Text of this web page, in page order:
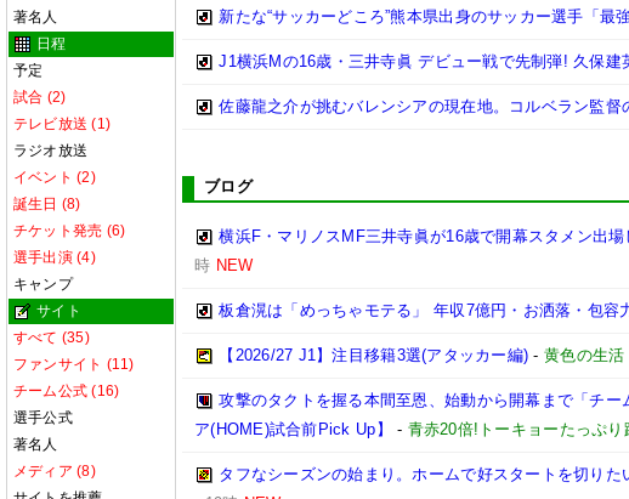
著名人
日程
予定
試合 (2)
テレビ放送 (1)
ラジオ放送
イベント (2)
誕生日 (8)
チケット発売 (6)
選手出演 (4)
キャンプ
サイト
すべて (35)
ファンサイト (11)
チーム公式 (16)
選手公式
著名人
メディア (8)
新たな“サッカーどころ”熊本県出身のサッカー選手「最強
J1横浜Mの16歳・三井寺眞 デビュー戦で先制弾! 久保建
佐藤龍之介が挑むバレンシアの現在地。コルベラン監督
ブログ
横浜F・マリノスMF三井寺眞が16歳で開幕スタメン出
時 NEW
板倉滉は「めっちゃモテる」 年収7億円・お洒落・包
【2026/27 J1】注目移籍3選(アタッカー編) -黄色の生活
攻撃のタクトを握る本間至恩、始動から開幕まで「チ
ア(HOME)試合前Pick Up】
- 青赤20倍!トーキョーたっぷり
タフなシーズンの始まり。ホームで好スタートを切り